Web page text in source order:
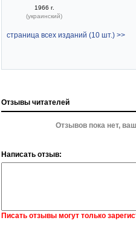
1966 г.
(украинский)
страница всех изданий (10 шт.) >>
Отзывы читателей
Отзывов пока нет,
Написать отзыв:
Писать отзывы могут только